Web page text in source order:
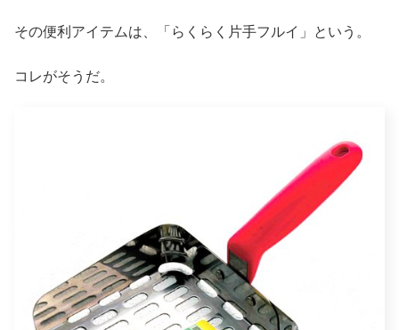
その便利アイテムは、「らくらく片手フルイ」という。
コレがそうだ。